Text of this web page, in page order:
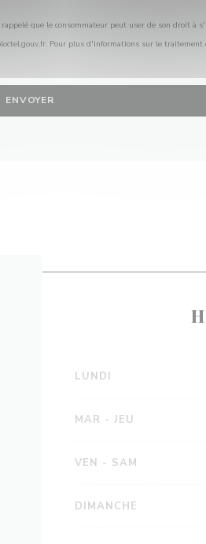
que le consommateur peut user de son droit à
. Pour plus d'informations sur le traitement
LUNDI
MAR -JEU
VEN - SAM
DIMANCHE